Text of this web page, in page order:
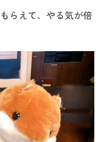
らえて、やる気が倍